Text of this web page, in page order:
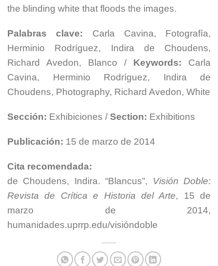
the blinding white that floods the images.
Palabras clave: Carla Cavina, Fotografía,
Herminio Rodríguez, Indira de Choudens,
Richard Avedon, Blanco / Keywords: Carla
Cavina, Herminio Rodríguez, Indira de
Choudens, Photography, Richard Avedon, White
Sección: Exhibiciones / Section: Exhibitions
Publicación: 15 de marzo de 2014
Cita recomendada:
de Choudens, Indira. “Blancus”, Visión Doble:
Revista de Crítica e Historia del Arte, 15 de
marzo de 2014,
humanidades.uprrp.edu/visióndoble